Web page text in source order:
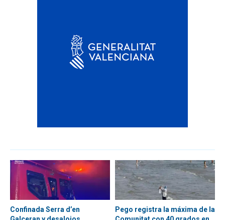
Confinada Serra d’en
Pego registra la máxima de la